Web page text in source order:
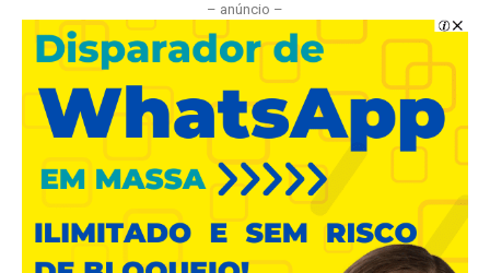
– anúncio –